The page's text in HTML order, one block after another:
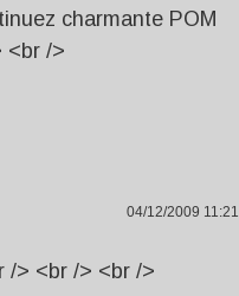
charmante POM
<br />
04/12/2009 11:21
/> <br /> <br />